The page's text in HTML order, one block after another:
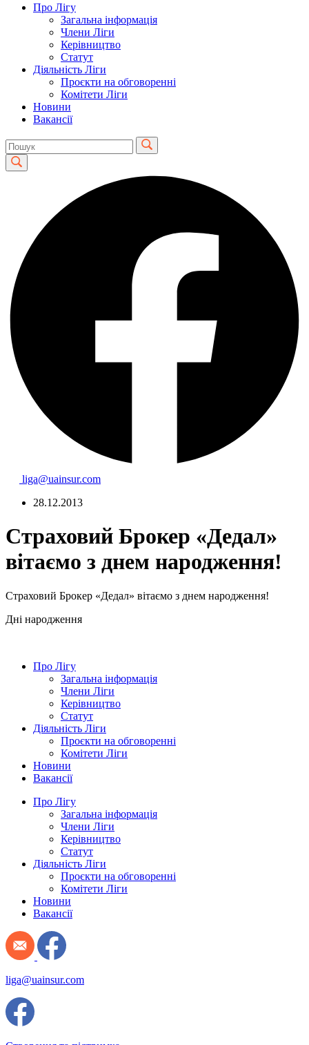
Про Лігу
Загальна інформація
Члени Ліги
Керівництво
Статут
Діяльність Ліги
Проєкти на обговоренні
Комітети Ліги
Новини
Вакансії
liga@uainsur.com
28.12.2013
Страховий Брокер «Дедал»
вітаємо з днем народження!
Страховий Брокер «Дедал» вітаємо з днем народження!
Дні народження
Про Лігу
Загальна інформація
Члени Ліги
Керівництво
Статут
Діяльність Ліги
Проєкти на обговоренні
Комітети Ліги
Новини
Вакансії
Про Лігу
Загальна інформація
Члени Ліги
Керівництво
Статут
Діяльність Ліги
Проєкти на обговоренні
Комітети Ліги
Новини
Вакансії
liga@uainsur.com